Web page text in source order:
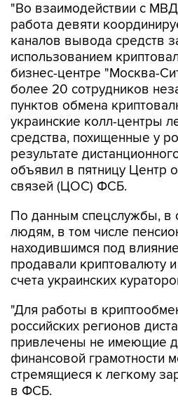
"Во взаимодействии с
работа девяти
каналов вывода средств
использованием
бизнес-центре "Москва-
более 20 сотрудников
пунктов обмена
украинские колл-центры
средства, похищенные у
результате
объявил в пятницу Центр
связей (ЦОС) ФСБ.
По данным спецслужбы, в
людям, в том числе
находившимся под
продавали криптовалюту
счета украинских
"Для работы в
российских регионов
привлечены не имеющие
финансовой грамотности
стремящиеся к легкому
в ФСБ.